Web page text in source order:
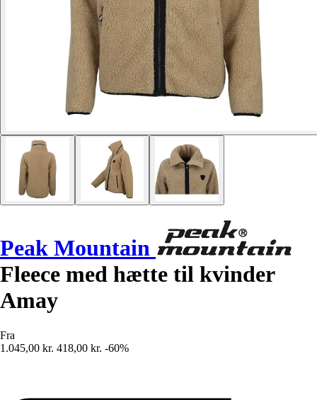
Peak Mountain
Fleece med hætte til kvinder
Amay
Fra
1.045,00 kr. 418,00 kr. -60%